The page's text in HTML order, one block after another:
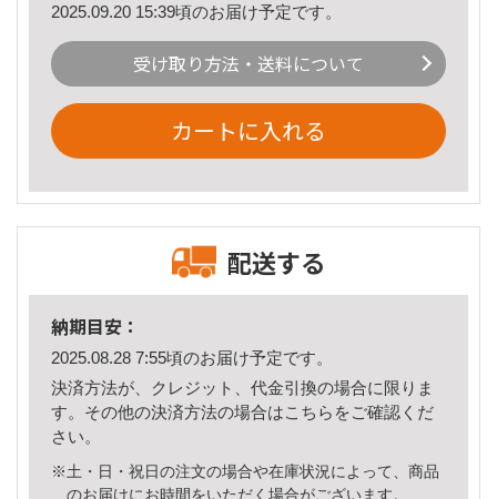
2025.09.20 15:39頃のお届け予定です。
受け取り方法・送料について
カートに入れる
配送する
納期目安：
2025.08.28 7:55頃のお届け予定です。
決済方法が、クレジット、代金引換の場合に限りま
す。その他の決済方法の場合はこちら をご確認くだ
さい。
※土・日・祝日の注文の場合や在庫状況によって、商品
のお届けにお時間をいただく場合がございます。